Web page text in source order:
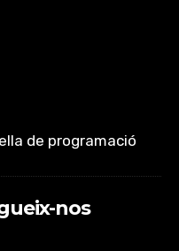
de programació
nos